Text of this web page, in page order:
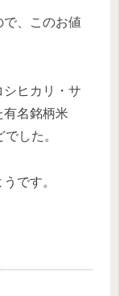
、このお値
ヒカリ・サ
名銘柄米
した。
です。